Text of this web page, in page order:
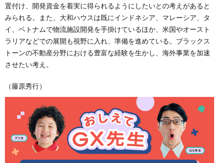
置付け、開発資金を着実に得られるようにしたいとの考えがあると
みられる。また、大和ハウスは既にインドネシア、マレーシア、タ
イ、ベトナムで物流施設開発を手掛けているほか、米国やオースト
ラリアなどでの展開も視野に入れ、準備を進めている。ブラックス
トーンの不動産分野における豊富な経験を生かし、海外事業を加速
させたい考え。
（藤原秀行）